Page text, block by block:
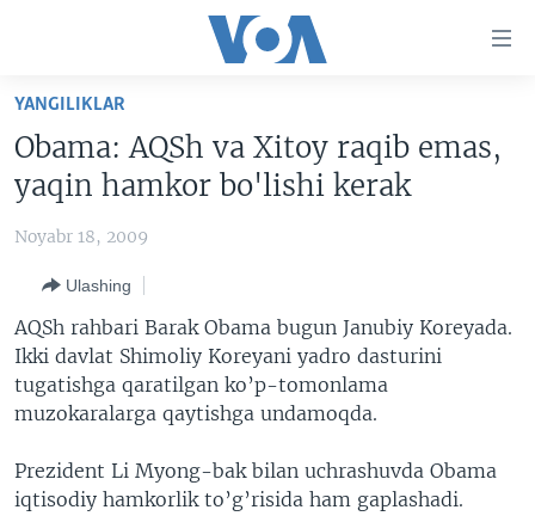
Boshiga
qayting
Qidiruvga
o'ting
VATANDOSHLAR
MULTIMEDIA
AMERIKA MANZARALARI
XALQARO HAYOT
VASHINGTON CHOYXONASI
IJTIMOIY TARMOQLAR
FACEBOOK
YOUTUBE
INGLIZ TILI DARSLARI
EDITORIAL
YANGILIKLAR
Obama: AQSh va Xitoy raqib emas,
yaqin hamkor bo'lishi kerak
Noyabr 18, 2009
Ulashing
AQSh rahbari Barak Obama bugun Janubiy Koreyada.
Ikki davlat Shimoliy Koreyani yadro dasturini
tugatishga qaratilgan ko’p-tomonlama
muzokaralarga qaytishga undamoqda.
Prezident Li Myong-bak bilan uchrashuvda Obama
iqtisodiy hamkorlik to’g’risida ham gaplashadi.